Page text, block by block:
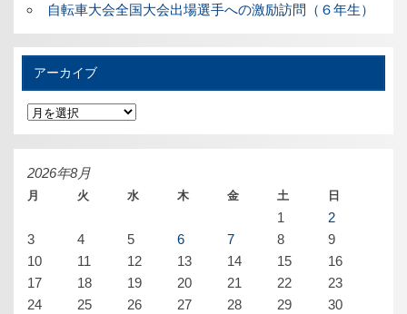
自転車大会全国大会出場選手への激励訪問（６年生）
アーカイブ
ア
ー
カ
イ
2026年8月
月 火 水 木 金 土 日
1
2
3
4 5 6 7 8
9
10
11 12 13 14 15
16
17
18 19 20 21 22
23
24
25 26 27 28 29
30